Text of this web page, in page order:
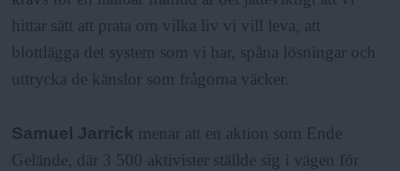
hittar sätt att prata om vilka liv vi vill leva, att
blottlägga det system som vi har, spåna lösningar och
uttrycka de känslor som frågorna väcker.
Samuel Jarrick menar att en aktion som Ende
Gelände, där 3 500 aktivister ställde sig i vägen för